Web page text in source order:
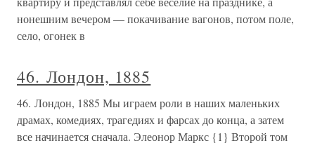
нонешним вечером — покачивание вагонов, потом поле,
село, огонек в
46. Лондон, 1885
46. Лондон, 1885 Мы играем роли в наших маленьких
драмах, комедиях, трагедиях и фарсах до конца, а затем
все начинается сначала. Элеонор Маркс {1} Второй том